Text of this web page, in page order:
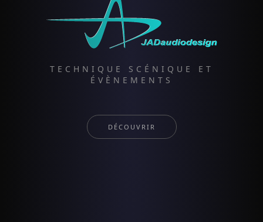
TECHNIQUE SCÉNIQUE ET
ÉVÈNEMENTS
DÉCOUVRIR